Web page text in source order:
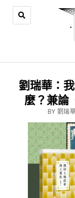
劉瑞華：
麼？兼論
BY 劉瑞